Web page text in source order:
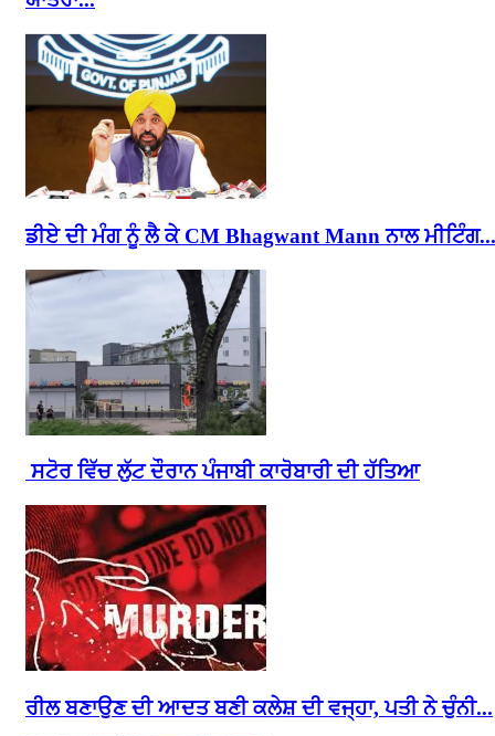
ਡੀਏ ਦੀ ਮੰਗ ਨੂੰ ਲੈ ਕੇ CM Bhagwant Mann ਨਾਲ ਮੀਟਿੰਗ...
ਸਟੋਰ ਵਿੱਚ ਲੁੱਟ ਦੌਰਾਨ ਪੰਜਾਬੀ ਕਾਰੋਬਾਰੀ ਦੀ ਹੱਤਿਆ
ਰੀਲ ਬਣਾਉਣ ਦੀ ਆਦਤ ਬਣੀ ਕਲੇਸ਼ ਦੀ ਵਜ੍ਹਾ, ਪਤੀ ਨੇ ਚੁੰਨੀ...